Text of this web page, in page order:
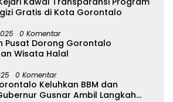
Gratis di Kota Gorontalo
0 Komentar
Pusat Dorong Gorontalo
Wisata Halal
0 Komentar
Keluhkan BBM dan
Gusnar Ambil Langkah